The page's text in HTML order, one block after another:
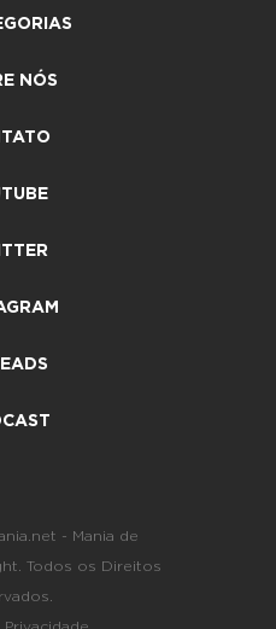
NÓS
- Mania de
Todos os Direitos